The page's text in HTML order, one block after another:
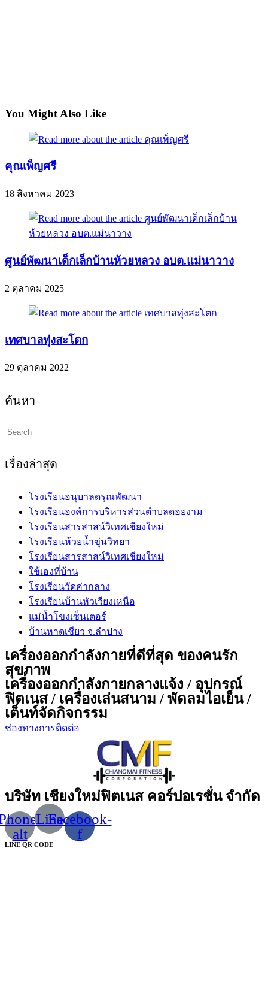
You Might Also Like
คุณเพ็ญศรี
18 สิงหาคม 2023
ศูนย์พัฒนาเด็กเล็กบ้านห้วยหลวง อบต.แม่นาวาง
2 ตุลาคม 2025
เทศบาลทุ่งสะโตก
29 ตุลาคม 2022
ค้นหา
Search
this
เรื่องล่าสุด
โรงเรียนอนุบาลดรุณพัฒนา
โรงเรียนองค์การบริหารส่วนตำบลดอยงาม
โรงเรียนสารสาสน์วิเทศเชียงใหม่
โรงเรียนห้วยน้ำขุ่นวิทยา
โรงเรียนสารสาสน์วิเทศเชียงใหม่
ใช้เองที่บ้าน
โรงเรียนวัดค่ากลาง
โรงเรียนบ้านหัวเวียงเหนือ
แม่น้ำโขงเซ็นเตอร์
บ้านหาดเชียว จ.ลำปาง
เครื่องออกกำลังกายที่ดีที่สุด ของคนรัก
สุขภาพ
เครื่องออกกำลังกายกลางแจ้ง / อุปกรณ์
ฟิตเนส / เครื่องเล่นสนาม / พัดลมไอเย็น /
เต็นท์จัดกิจกรรม
ช่องทางการติดต่อ
บริษัท เชียงใหม่ฟิตเนส คอร์ปอเรชั่น จำกัด
alt
Line
Facebook-
f
LINE QR CODE